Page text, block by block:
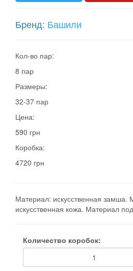
Бренд: Башили
Кол-во пар:
8 пар
Размеры:
32-37 пар
Цена:
590 грн
Коробка:
4720 грн
Материал: искусственная замша.
искусственная кожа. Материал
Количество коробок: